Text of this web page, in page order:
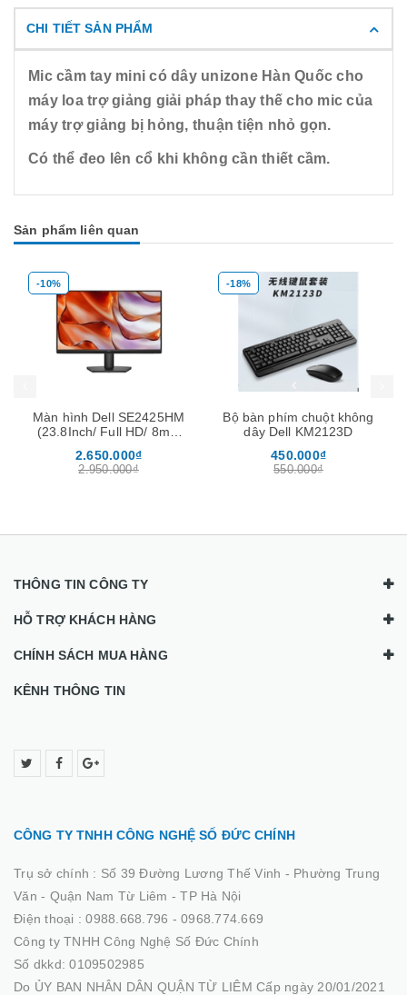
CHI TIẾT SẢN PHẨM
Mic cầm tay mini có dây unizone Hàn Quốc cho
máy loa trợ giảng giải pháp thay thế cho mic của
máy trợ giảng bị hỏng, thuận tiện nhỏ gọn.
Có thể đeo lên cổ khi không cần thiết cầm.
Sản phẩm liên quan
-10%
Màn hình Dell SE2425HM
(23.8Inch/ Full HD/ 8ms/
2.650.000₫
2.950.000₫
-18%
Bộ bàn phím chuột không
dây Dell KM2123D
450.000₫
550.000₫
THÔNG TIN CÔNG TY
HỖ TRỢ KHÁCH HÀNG
CHÍNH SÁCH MUA HÀNG
KÊNH THÔNG TIN
CÔNG TY TNHH CÔNG NGHỆ SỐ ĐỨC CHÍNH
Trụ sở chính : Số 39 Đường Lương Thế Vinh - Phường Trung
Văn - Quận Nam Từ Liêm - TP Hà Nội
Điện thoại :0988.668.796 - 0968.774.669
Công ty TNHH Công Nghệ Số Đức Chính
Số dkkd: 0109502985
Do ỦY BAN NHÂN DÂN QUẬN TỪ LIÊM Cấp ngày 20/01/2021